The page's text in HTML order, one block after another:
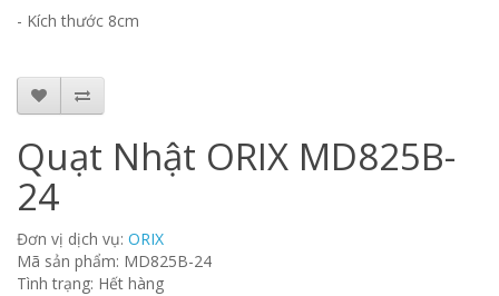
- Kích thước 8cm
Quạt Nhật ORIX MD825B-
24
Đơn vị dịch vụ: ORIX
Mã sản phẩm: MD825B-24
Tình trạng: Hết hàng